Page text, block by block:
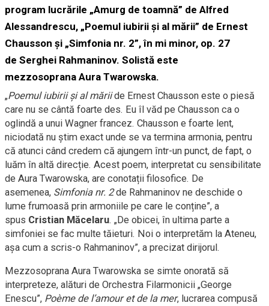
program lucrările „Amurg de toamnă” de Alfred
Alessandrescu, „Poemul iubirii şi al mării” de Ernest
Chausson și „Simfonia nr. 2”, în mi minor, op. 27
de Serghei Rahmaninov. Solistă este
mezzosoprana Aura Twarowska.
„Poemul iubirii şi al măriide Ernest Chausson este o piesă
care nu se cântă foarte des. Eu îl văd pe Chausson ca o
oglindă a unui Wagner francez. Chausson e foarte lent,
niciodată nu știm exact unde se va termina armonia, pentru
că atunci când credem că ajungem într-un punct, de fapt, o
luăm în altă direcție. Acest poem, interpretat cu sensibilitate
de Aura Twarowska, are conotații filosofice. De
asemenea, Simfonia nr. 2de Rahmaninov ne deschide o
lume frumoasă prin armoniile pe care le conține”, a
spus Cristian Măcelaru. „De obicei, în ultima parte a
simfoniei se fac multe tăieturi. Noi o interpretăm la Ateneu,
așa cum a scris-o Rahmaninov”, a precizat dirijorul.
Mezzosoprana Aura Twarowska se simte onorată să
interpreteze, alături de Orchestra Filarmonicii „George
Enescu”, Poème de l’amour et de la mer, lucrarea compusă